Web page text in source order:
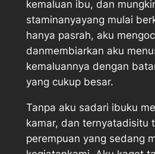
kemaluan ibu, dan
staminanyayang mulai
hanya pasrah, aku
danmembiarkan aku
kemaluannya dengan
yang cukup besar.
Tanpa aku sadari ibuku
kamar, dan ternyatadisitu
perempuan yang sedang